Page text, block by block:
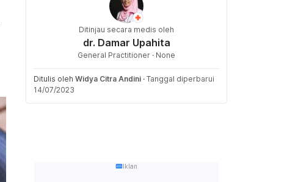
Ditinjau secara medis oleh
dr. Damar Upahita
General Practitioner · None
Ditulis oleh Widya Citra Andini · Tanggal diperbarui
14/07/2023
Iklan